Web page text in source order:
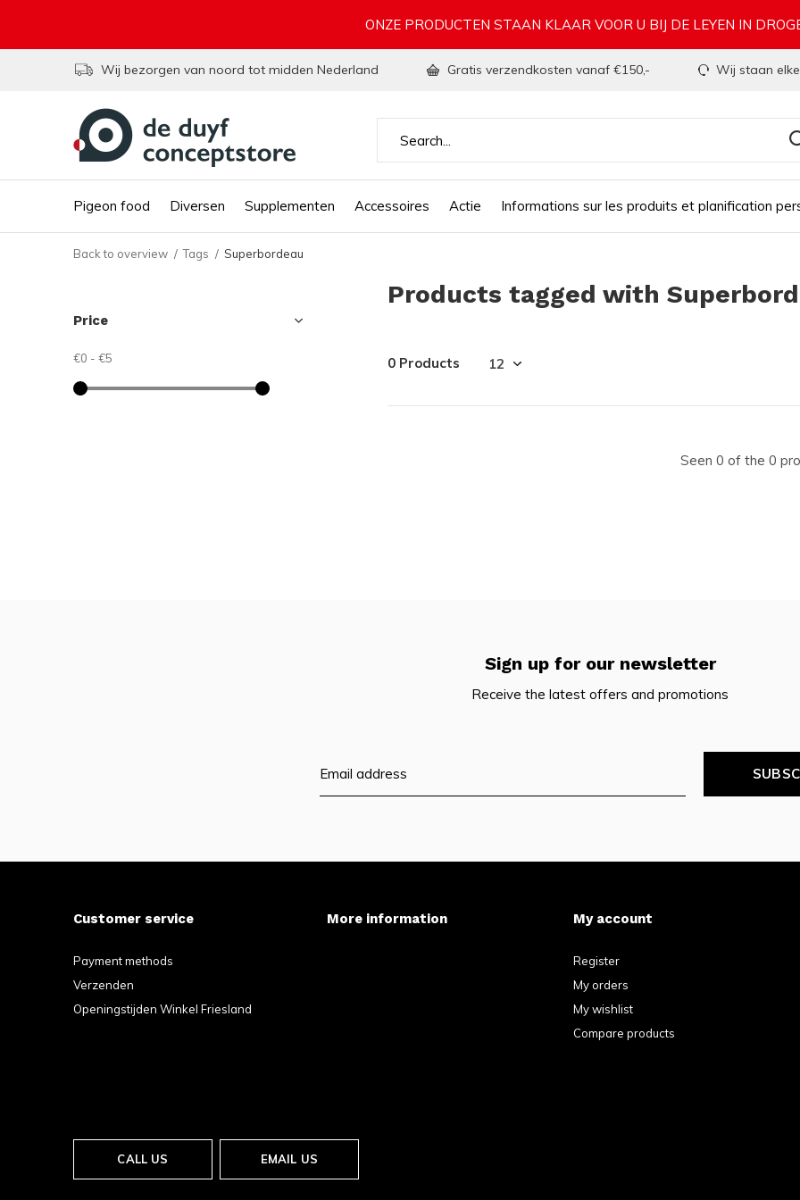
Pigeon food Diversen Supplementen Accessoires Actie Informations sur les produits et planification
Wij bezorgen van noord tot midden Nederland Gratis verzendkosten vanaf €150,- Wij staan
ONZE PRODUCTEN STAAN KLAAR VOOR U BIJ DE LEYEN IN
Back to overview Tags Superbordeau
Products tagged with
0 Products
Seen 0 of the 0
Price
€0 - €5
Sign up for our newsletter
Receive the latest offers and promotions
Customer service
Payment methods
Verzenden
Openingstijden Winkel Friesland
More information My account
Register
My orders
My wishlist
Compare products
CALL US EMAIL US